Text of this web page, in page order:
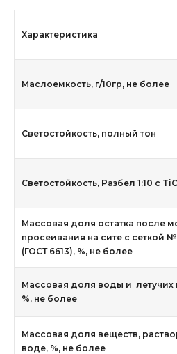
Характеристика
Маслоемкость, г/10гр, не более
Светостойкость, полный тон
Светостойкость, Разбел 1:10 с
Массовая доля остатка после
просеивания на сите с сеткой
(ГОСТ 6613), %, не более
Массовая доля воды и летучих
%, не более
Массовая доля веществ,
воде, %, не более